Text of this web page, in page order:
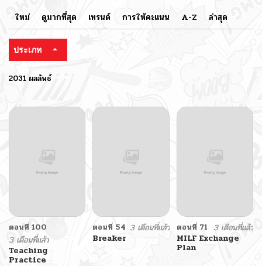
ใหม่ ดูมากที่สุด เทรนด์ การให้คะแนน A-Z ล่าสุด
ประเภท
2031 ผลลัพธ์
ตอนที่ 100
3 เดือนที่แล้ว
Teaching
Practice
ตอนที่ 54 3 เดือนที่แล้ว
Breaker
ตอนที่ 71 3 เดือนที่แล้ว
MILF Exchange
Plan